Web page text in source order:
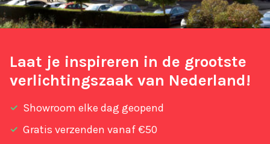
Laat je inspireren in de grootste
verlichtingszaak van Nederland!
Showroom elke dag geopend
Gratis verzenden vanaf €50